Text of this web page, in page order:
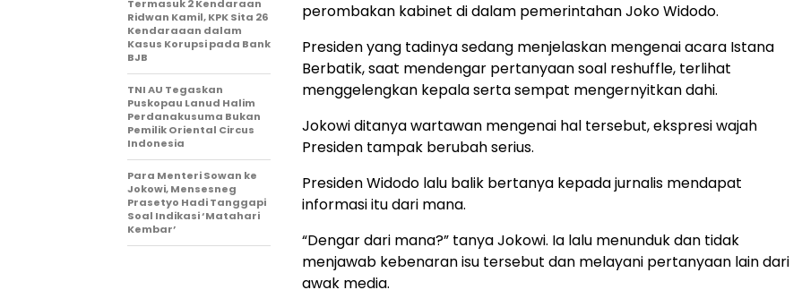
perombakan kabinet di dalam pemerintahan Joko Widodo.
Presiden yang tadinya sedang menjelaskan mengenai acara Istana
Berbatik, saat mendengar pertanyaan soal reshuffle, terlihat
menggelengkan kepala serta sempat mengernyitkan dahi.
Jokowi ditanya wartawan mengenai hal tersebut, ekspresi wajah
Presiden tampak berubah serius.
Presiden Widodo lalu balik bertanya kepada jurnalis mendapat
informasi itu dari mana.
“Dengar dari mana?” tanya Jokowi. Ia lalu menunduk dan tidak
menjawab kebenaran isu tersebut dan melayani pertanyaan lain dari
awak media.
Termasuk 2 Kendaraan
Ridwan Kamil, KPK Sita 26
Kendaraaan dalam
Kasus Korupsi pada Bank
BJB
TNI AU Tegaskan
Puskopau Lanud Halim
Perdanakusuma Bukan
Pemilik Oriental Circus
Indonesia
Para Menteri Sowan ke
Jokowi, Mensesneg
Prasetyo Hadi Tanggapi
Soal Indikasi ‘Matahari
Kembar’